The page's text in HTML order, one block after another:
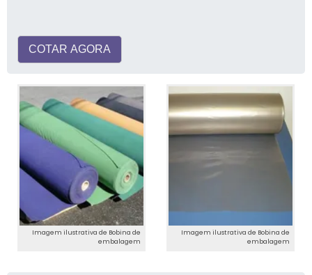
COTAR AGORA
Imagem ilustrativa de Bobina de
embalagem
Imagem ilustrativa de Bobina de
embalagem